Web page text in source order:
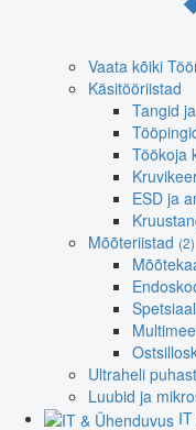
Vaata kõiki
Käsitööriistad
Tangid
Töökoja
ESD ja
Mõõteriistad (2)
Ultraheli
Luubid ja